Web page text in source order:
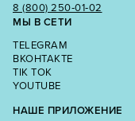
8 (800) 250‑01‑02
МЫ В СЕТИ
TELEGRAM
ВКОНТАКТЕ
TIK TOK
YOUTUBE
НАШЕ ПРИЛОЖЕНИЕ